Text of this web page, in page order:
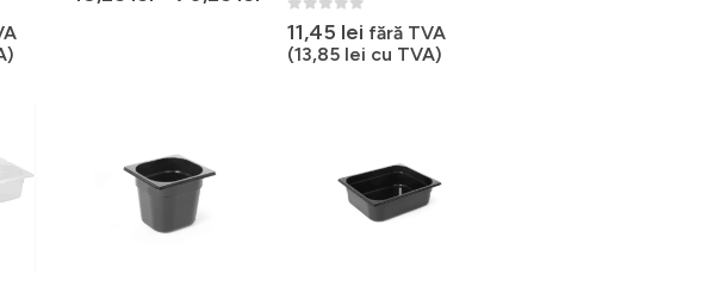
11,45 lei fără TVA
(13,85 lei cu TVA)